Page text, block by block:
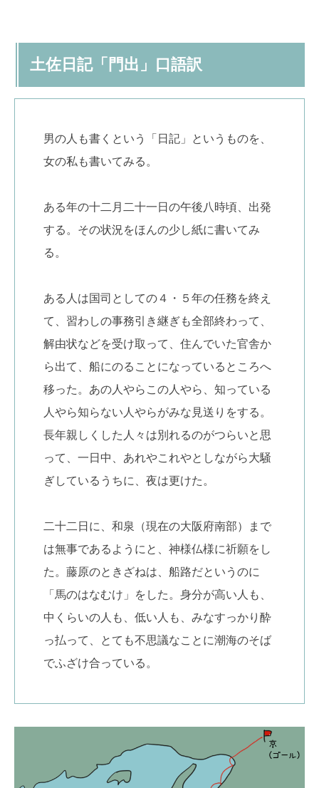
土佐日記「門出」口語訳
男の人も書くという「日記」というものを、
女の私も書いてみる。
ある年の十二月二十一日の午後八時頃、出発
する。その状況をほんの少し紙に書いてみ
る。
ある人は国司としての４・５年の任務を終え
て、習わしの事務引き継ぎも全部終わって、
解由状などを受け取って、住んでいた官舎か
ら出て、船にのることになっているところへ
移った。あの人やらこの人やら、知っている
人やら知らない人やらがみな見送りをする。
長年親しくした人々は別れるのがつらいと思
って、一日中、あれやこれやとしながら大騒
ぎしているうちに、夜は更けた。
二十二日に、和泉（現在の大阪府南部）まで
は無事であるようにと、神様仏様に祈願をし
た。藤原のときざねは、船路だというのに
「馬のはなむけ」をした。身分が高い人も、
中くらいの人も、低い人も、みなすっかり酔
っ払って、とても不思議なことに潮海のそば
でふざけ合っている。